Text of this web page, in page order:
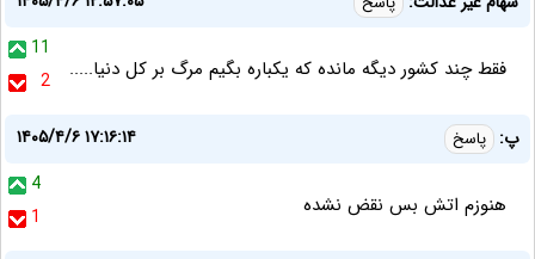
11
2
فقط چند کشور دیگه مانده که یکباره بگیم مرگ بر کل دنیا.....
پ: پاسخ
۱۴۰۵/۴/۶ ۱۷:۱۶:۱۴
4
1
هنوزم اتش بس نقض نشده